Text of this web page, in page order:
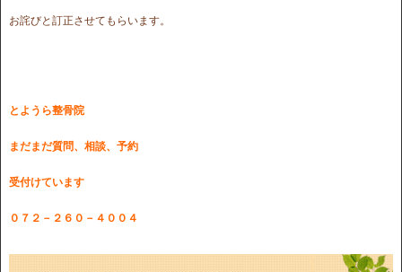
お詫びと訂正させてもらいます。
とようら整骨院
まだまだ質問、相談、予約
受付けています
０７２－２６０－４００４